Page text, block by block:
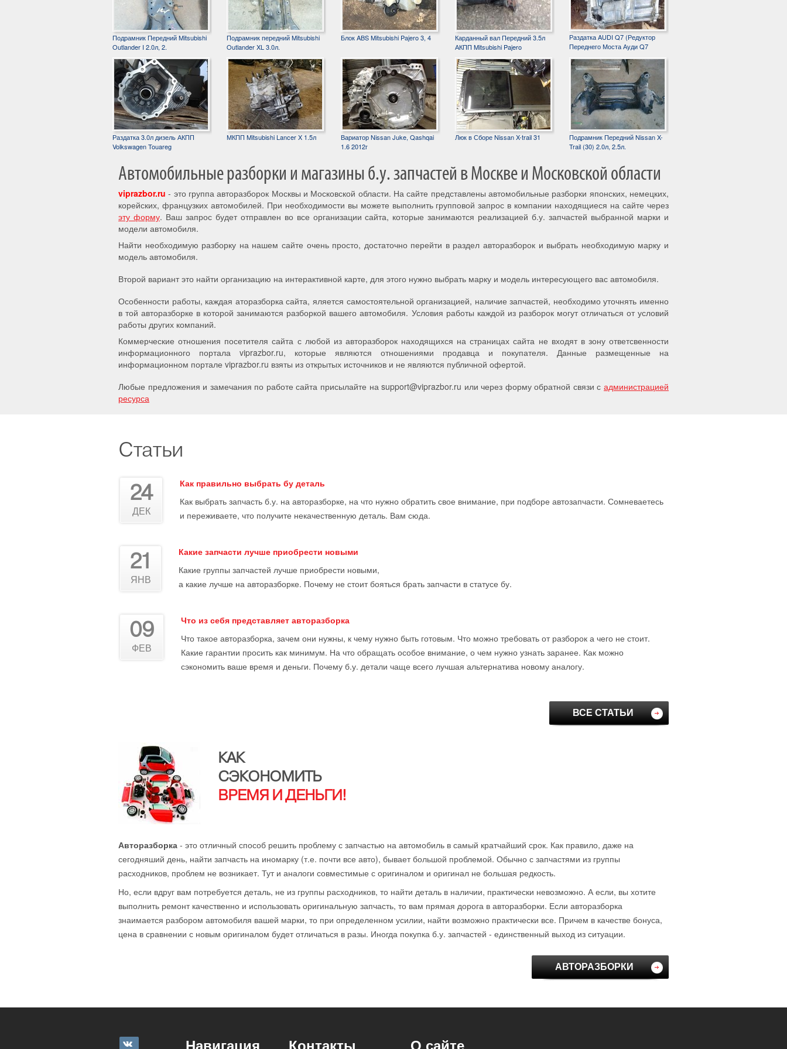
Подрамник Передний Mitsubishi
Outlander I 2.0л, 2.
Подрамник передний Mitsubishi
Outlander XL 3.0л.
Блок ABS Mitsubishi Pajero 3, 4
Карданный вал Передний 3.5л
АКПП Mitsubishi Pajero
Раздатка AUDI Q7 (Редуктор
Переднего Моста Ауди Q7
Раздатка 3.0л дизель АКПП
Volkswagen Touareg
МКПП Mitsubishi Lancer X 1.5л
Вариатор Nissan Juke, Qashqai
1.6 2012г
Люк в Сборе Nissan X-trail 31
Подрамник Передний Nissan X-
Trail (30) 2.0л, 2.5л.
Автомобильные разборки и магазины б.у. запчастей в Москве и Московской области
viprazbor.ru - это группа авторазборок Москвы и Московской области. На сайте представлены автомобильные разборки японских, немецких,
корейских, французких автомобилей. При необходимости вы можете выполнить групповой запрос в компании находящиеся на сайте через
эту форму. Ваш запрос будет отправлен во все организации сайта, которые занимаются реализацией б.у. запчастей выбранной марки и
модели автомобиля.
Найти необходимую разборку на нашем сайте очень просто, достаточно перейти в раздел авторазборок и выбрать необходимую марку и
модель автомобиля.
Второй вариант это найти организацию на интерактивной карте, для этого нужно выбрать марку и модель интересующего вас автомобиля.
Особенности работы, каждая аторазборка сайта, яляется самостоятельной организацией, наличие запчастей, необходимо уточнять именно
в той авторазборке в которой занимаются разборкой вашего автомобиля. Условия работы каждой из разборок могут отличаться от условий
работы других компаний.
Коммерческие отношения посетителя сайта с любой из авторазборок находящихся на страницах сайта не входят в зону ответсвенности
информационного портала viprazbor.ru, которые являются отношениями продавца и покупателя. Данные размещенные на
информационном портале viprazbor.ru взяты из открытых источников и не являются публичной офертой.
Любые предложения и замечания по работе сайта присылайте на support@viprazbor.ru или через форму обратной связи с администрацией
ресурса
Статьи
24
ДЕК
Как правильно выбрать бу деталь
Как выбрать запчасть б.у. на авторазборке, на что нужно обратить свое внимание, при подборе автозапчасти. Сомневаетесь
и переживаете, что получите некачественную деталь. Вам сюда.
21
ЯНВ
Какие запчасти лучше приобрести новыми
Какие группы запчастей лучше приобрести новыми,
а какие лучше на авторазборке. Почему не стоит бояться брать запчасти в статусе бу.
09
ФЕВ
Что из себя представляет авторазборка
Что такое авторазборка, зачем они нужны, к чему нужно быть готовым. Что можно требовать от разборок а чего не стоит.
Какие гарантии просить как минимум. На что обращать особое внимание, о чем нужно узнать заранее. Как можно
сэкономить ваше время и деньги. Почему б.у. детали чаще всего лучшая альтернатива новому аналогу.
ВСЕ СТАТЬИ
КАК
СЭКОНОМИТЬ
ВРЕМЯ И ДЕНЬГИ!
Авторазборка - это отличный способ решить проблему с запчастью на автомобиль в самый кратчайший срок. Как правило, даже на
сегодняший день, найти запчасть на иномарку (т.е. почти все авто), бывает большой проблемой. Обычно с запчастями из группы
расходников, проблем не возникает. Тут и аналоги совместимые с оригиналом и оригинал не большая редкость.
Но, если вдруг вам потребуется деталь, не из группы расходников, то найти деталь в наличии, практически невозможно. А если, вы хотите
выполнить ремонт качественно и использовать оригинальную запчасть, то вам прямая дорога в авторазборки. Если авторазборка
знаимается разбором автомобиля вашей марки, то при определенном усилии, найти возможно практически все. Причем в качестве бонуса,
цена в сравнении с новым оригиналом будет отличаться в разы. Иногда покупка б.у. запчастей - единственный выход из ситуации.
АВТОРАЗБОРКИ
Навигация Контакты О сайте